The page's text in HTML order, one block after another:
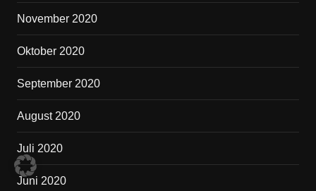
November 2020
Oktober 2020
September 2020
August 2020
Juli 2020
Juni 2020